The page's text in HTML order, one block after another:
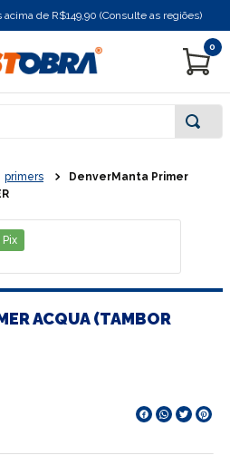
acima de R$149,90 (Consulte as regiões)
0
primers
DenverManta Primer
ACQUA (TAMBOR